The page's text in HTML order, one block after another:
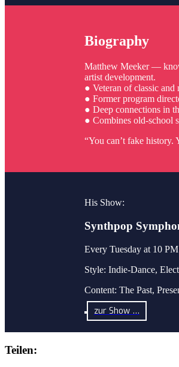
Biography
Matthew Meeker —
artist development.
● Veteran of classic and
● Former program
● Deep connections in
● Combines old-school
“You can’t fake history.
His Show:
Synthpop
Every Tuesday at 10
Style: Indie-Dance,
Content: The Past,
zur Show …
Teilen: